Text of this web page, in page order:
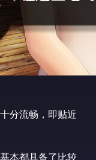
分流畅，即贴近
本都具备了比较